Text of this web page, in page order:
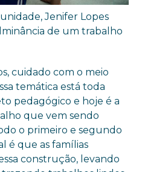
Jenifer Lopes
de um trabalho
cuidado com o meio
temática está toda
pedagógico e hoje é a
que vem sendo
o primeiro e segundo
é que as famílias
construção, levando